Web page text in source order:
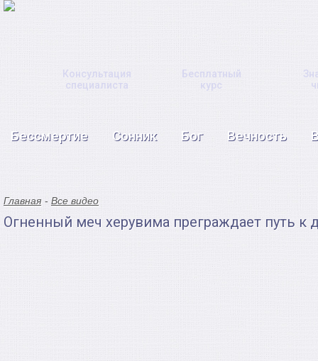
Консультация
специалиста
Бесплатный
курс
Бессмертие Сонник Бог Вечность
Главная Все видео
Огненный меч херувима преграждает путь к